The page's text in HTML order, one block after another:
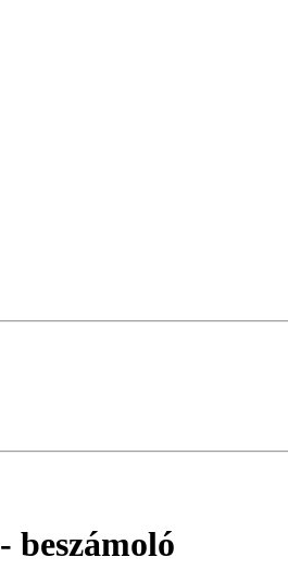
- beszámoló